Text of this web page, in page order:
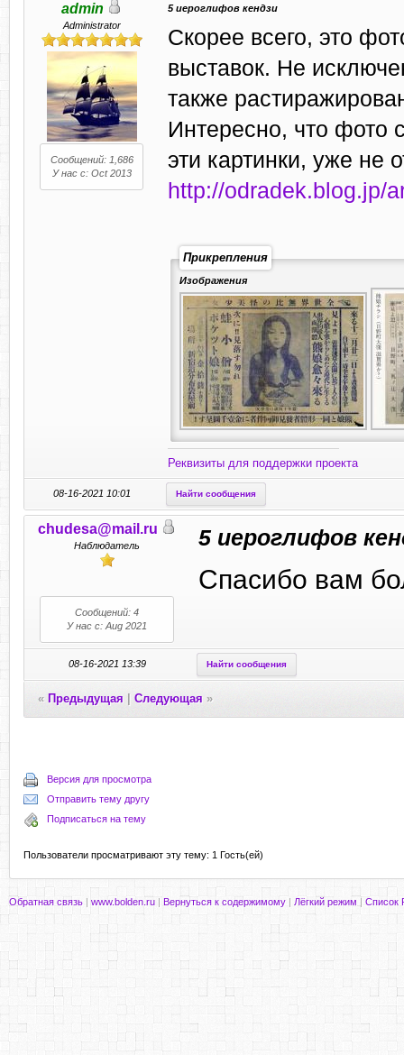
admin
Administrator
Сообщений: 1,686
У нас с: Oct 2013
5 иероглифов кендзи
Скорее всего, это
выставок. Не
также
Интересно, что фото
эти картинки, уже не
http://odradek.blog.jp/
Прикрепления
Изображения
Реквизиты для поддержки проекта
08-16-2021 10:01 Найти сообщения
chudesa@mail.ru
Наблюдатель
Сообщений: 4
У нас с: Aug 2021
5 иероглифов
Спасибо вам
08-16-2021 13:39 Найти сообщения
« Предыдущая Следующая »
Версия для просмотра
Отправить тему другу
Подписаться на тему
Пользователи просматривают эту тему: 1 Гость(ей)
Обратная связь | www.bolden.ru | Вернуться к содержимому | Лёгкий режим | Список